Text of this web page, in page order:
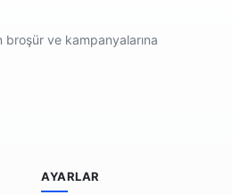
broşür ve kampanyalarına
AYARLAR